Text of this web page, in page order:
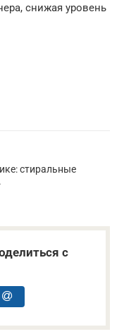
снижая уровень
стиральные
с